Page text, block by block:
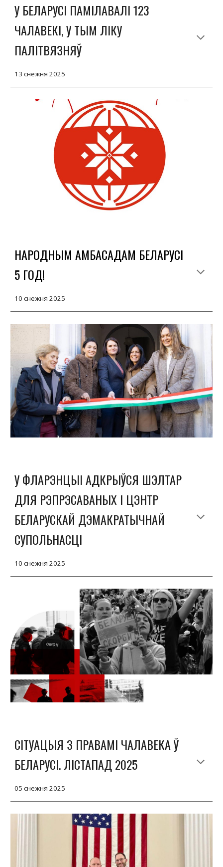
У БЕЛАРУСІ ПАМІЛАВАЛІ 123
ЧАЛАВЕКІ, У ТЫМ ЛІКУ
ПАЛІТВЯЗНЯЎ
13 снежня 2025
НАРОДНЫМ АМБАСАДАМ БЕЛАРУСІ
5 ГОД!
10 снежня 2025
У ФЛАРЭНЦЫІ АДКРЫЎСЯ ШЭЛТАР
ДЛЯ РЭПРЭСАВАНЫХ І ЦЭНТР
БЕЛАРУСКАЙ ДЭМАКРАТЫЧНАЙ
СУПОЛЬНАСЦІ
10 снежня 2025
СІТУАЦЫЯ З ПРАВАМІ ЧАЛАВЕКА Ў
БЕЛАРУСІ. ЛІСТАПАД 2025
05 снежня 2025